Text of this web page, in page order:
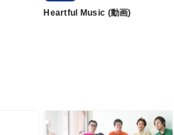
Heartful Music (動画)